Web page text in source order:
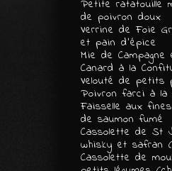
Petite ratatouille
de poivron doux
Verrine de Foie
et pain d’épice
Mie de
Canard à la
Velouté de petits
Poivron farci à la
Faisselle aux
de saumon fumé
Cassolette de St
whisky et safran
Cassolette de